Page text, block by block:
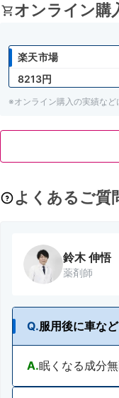
オンライン購
楽天市場
8213円
※オンライン購入の実績など
よくあるご質
鈴木 伸悟
薬剤師
Q.服用後に車な
A.眠くなる成分